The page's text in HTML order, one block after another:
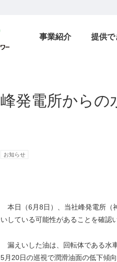
事業紹介 提供で
峰発電所からの
お知らせ
本日（6月8日）、当社峰発電所（
いしている可能性があることを確認
漏えいした油は、回転体である水
5月20日の巡視で潤滑油面の低下傾